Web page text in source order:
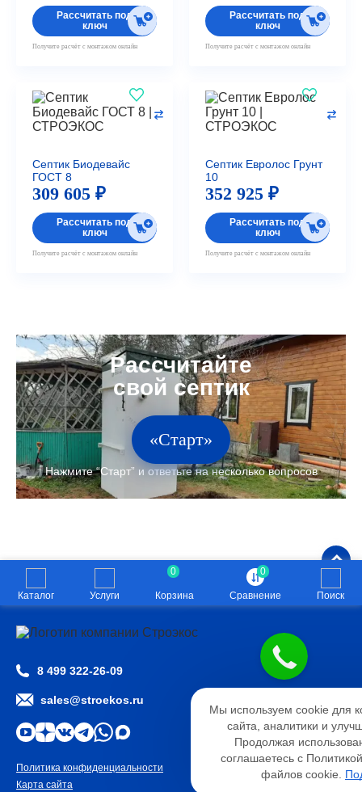
Рассчитать под
ключ
Получите расчёт с монтажом онлайн
Рассчитать под
ключ
Получите расчёт с монтажом онлайн
Септик Биодевайс
ГОСТ 8
309 605 ₽
Рассчитать под
ключ
Получите расчёт с монтажом онлайн
Септик Евролос Грунт
10
352 925 ₽
Рассчитать под
ключ
Получите расчёт с монтажом онлайн
«Старт»
Каталог Услуги
0
Корзина
0
Сравнение Поиск
8 499 322-26-09
sales@stroekos.ru
Политика конфиденциальности
Карта сайта
2026 © ООО «СТРОЭКОС»
Мы используем cookie для
сайта, аналитики и
Продолжая
соглашаетесь с
файлов cookie.
Необходимые
Функциональные